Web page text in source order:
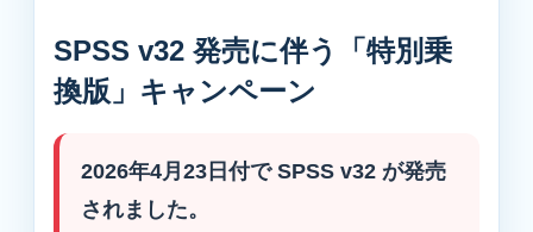
SPSS v32 発売に伴う「特別乗
換版」キャンペーン
2026年4月23日付で SPSS v32 が発売
されました。